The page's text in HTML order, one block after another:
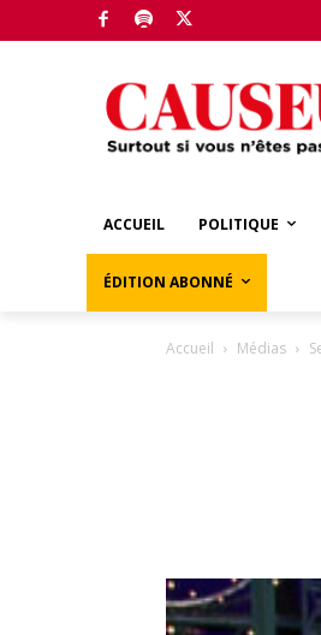
ACCUEIL POLITIQUE
ÉDITION ABONNÉ
Accueil Médias